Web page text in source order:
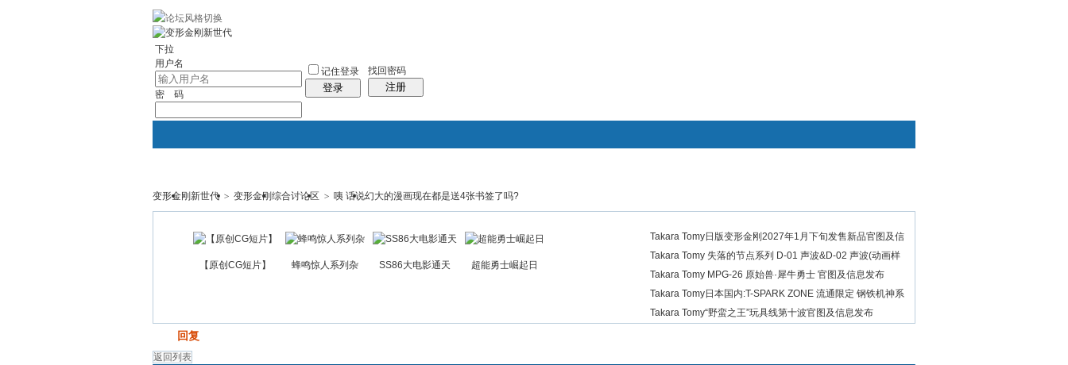
下拉
用户名
密 码
记住登录
登录
找回密码
注册
门户 论坛 图酷 资讯 群组
帖子
搜索
变形金刚新世代 > 变形金刚综合讨论区 > 咦 话说幻大的漫画现在都是送4张书签了吗?
【原创CG短片】 蜂鸣惊人系列杂 SS86大电影通天 超能勇士崛起日
Takara Tomy日版变形金刚2027年1月下旬发售新品官图及信
息发布
Takara Tomy 失落的节点系列 D-01 声波&D-02 声波(动画样
式)
Takara Tomy MPG-26 原始兽·犀牛勇士 官图及信息发布
Takara Tomy日本国内:T-SPARK ZONE 流通限定 钢铁机神系
列 AM-T0
Takara Tomy“野蛮之王”玩具线第十波官图及信息发布
回复
返回列表